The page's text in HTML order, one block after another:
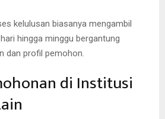
kelulusan biasanya mengambil
hingga minggu bergantung
dan profil pemohon.
di Institusi